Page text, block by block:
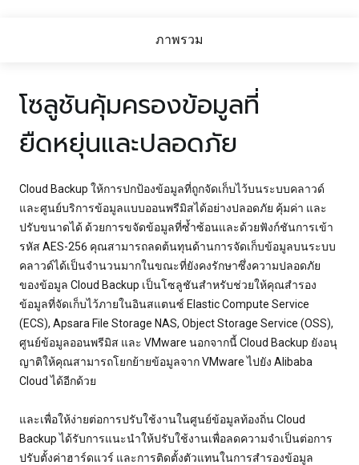
ภาพรวม
โซลูชันคุ้มครองข้อมูลที่
ยืดหยุ่นและปลอดภัย
Cloud Backup ให้การปกป้องข้อมูลที่ถูกจัดเก็บไว้บนระบบคลาวด์
และศูนย์บริการข้อมูลแบบออนพรีมิสได้อย่างปลอดภัย คุ้มค่า และ
ปรับขนาดได้ ด้วยการขจัดข้อมูลที่ซ้ำซ้อนและด้วยฟังก์ชันการเข้า
รหัส AES-256 คุณสามารถลดต้นทุนด้านการจัดเก็บข้อมูลบนระบบ
คลาวด์ได้เป็นจำนวนมากในขณะที่ยังคงรักษาซึ่งความปลอดภัย
ของข้อมูล Cloud Backup เป็นโซลูชันสำหรับช่วยให้คุณสำรอง
ข้อมูลที่จัดเก็บไว้ภายในอินสแตนซ์ Elastic Compute Service
(ECS), Apsara File Storage NAS, Object Storage Service (OSS),
ศูนย์ข้อมูลออนพรีมิส และ VMware นอกจากนี้ Cloud Backup ยังอนุ
ญาติให้คุณสามารถโยกย้ายข้อมูลจาก VMware ไปยัง Alibaba
Cloud ได้อีกด้วย
และเพื่อให้ง่ายต่อการปรับใช้งานในศูนย์ข้อมูลท้องถิ่น Cloud
Backup ได้รับการแนะนำให้ปรับใช้งานเพื่อลดความจำเป็นต่อการ
ปรับตั้งค่าฮาร์ดแวร์ และการติดตั้งตัวแทนในการสำรองข้อมูล